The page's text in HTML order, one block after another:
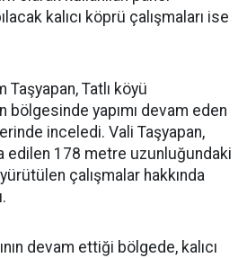
kalıcı köprü çalışmaları ise
Tatlı köyü
bölgesinde yapımı devam eden
inceledi. Vali Taşyapan,
edilen 178 metre uzunluğundaki
çalışmalar hakkında
devam ettiği bölgede, kalıcı